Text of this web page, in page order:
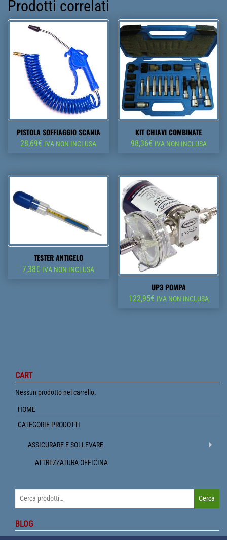
Prodotti correlati
PISTOLA SOFFIAGGIO SCANIA
28,69€ IVA NON INCLUSA
KIT CHIAVI COMBINATE
98,36€ IVA NON INCLUSA
TESTER ANTIGELO
7,38€ IVA NON INCLUSA
UP3 POMPA
122,95€ IVA NON INCLUSA
CART
Nessun prodotto nel carrello.
HOME
CATEGORIE PRODOTTI
ASSICURARE E SOLLEVARE
ATTREZZATURA OFFICINA
Cerca
BLOG